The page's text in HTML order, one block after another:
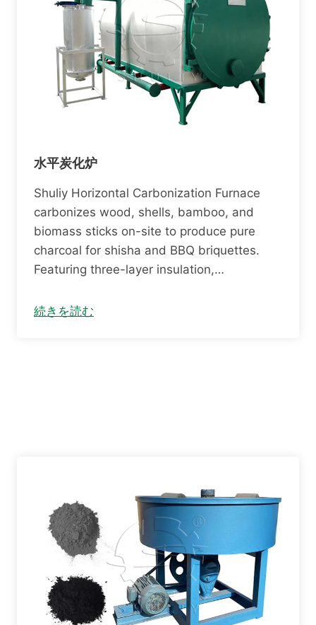
水平炭化炉
Shuliy Horizontal Carbonization Furnace
carbonizes wood, shells, bamboo, and
biomass sticks on-site to produce pure
charcoal for shisha and BBQ briquettes.
Featuring three-layer insulation,…
続きを読む